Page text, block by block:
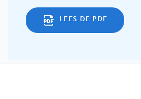
LEES DE PDF